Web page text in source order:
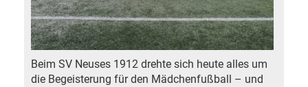
Beim SV Neuses 1912 drehte sich heute alles um
die Begeisterung für den Mädchenfußball – und